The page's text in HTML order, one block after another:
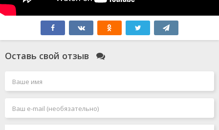
Оставь свой отзыв